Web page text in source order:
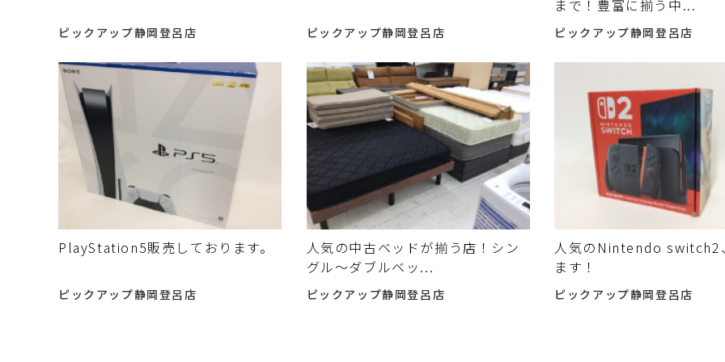
ピックアップ静岡登呂店 ピックアップ静岡登呂店
まで！豊富に揃う中...
ピックアップ静岡登呂店
PlayStation5販売しております。
ピックアップ静岡登呂店
人気の中古ベッドが揃う店！シン
グル～ダブルベッ...
ピックアップ静岡登呂店
人気のNintendo switch2
ます！
ピックアップ静岡登呂店